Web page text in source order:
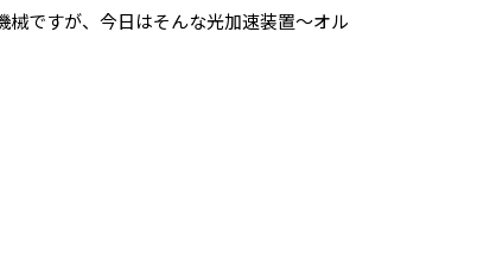
ですが、今日はそんな光加速装置〜オル